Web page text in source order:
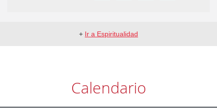
+ Ir a Espiritualidad
Calendario